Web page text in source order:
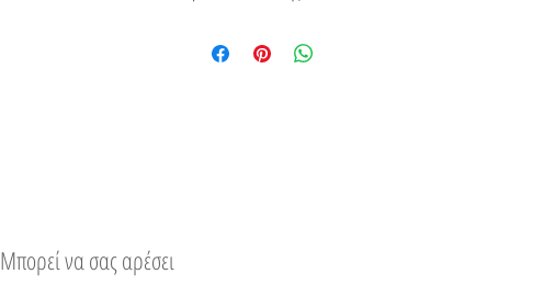
Μπορεί να σας αρέσει